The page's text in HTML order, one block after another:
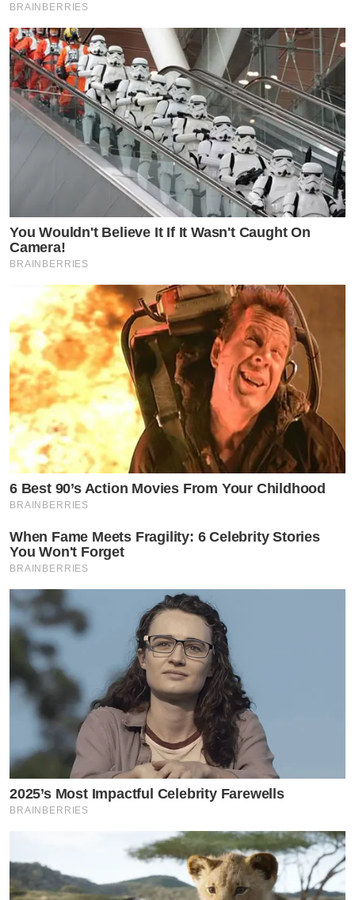
BRAINBERRIES
You Wouldn't Believe It If It Wasn't Caught On
Camera!
BRAINBERRIES
6 Best 90’s Action Movies From Your Childhood
BRAINBERRIES
When Fame Meets Fragility: 6 Celebrity Stories
You Won't Forget
BRAINBERRIES
2025’s Most Impactful Celebrity Farewells
BRAINBERRIES